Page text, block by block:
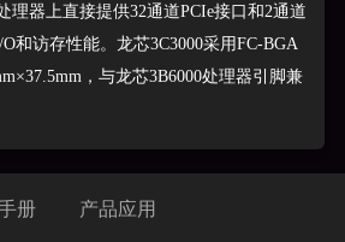
理器上直接提供32通道PCIe接口和2通道
和访存性能。龙芯3C3000采用FC-BGA
，与龙芯3B6000处理器引脚兼
册 产品应用